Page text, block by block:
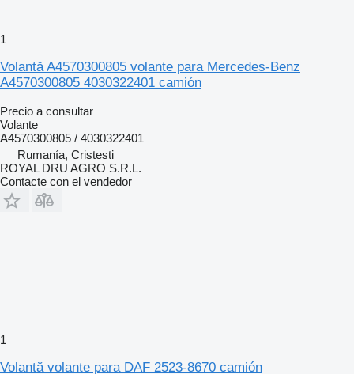
1
Volantă A4570300805 volante para Mercedes-Benz
A4570300805 4030322401 camión
Precio a consultar
Volante
A4570300805 / 4030322401
Rumanía, Cristesti
ROYAL DRU AGRO S.R.L.
Contacte con el vendedor
1
Volantă volante para DAF 2523-8670 camión